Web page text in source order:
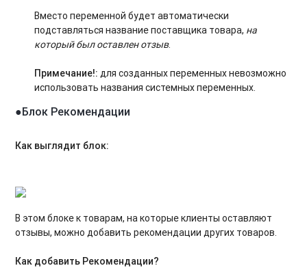
Вместо переменной будет автоматически
подставляться название поставщика товара, на
который был оставлен отзыв.
Примечание!: для созданных переменных невозможно
использовать названия системных переменных.
●Блок Рекомендации
Как выглядит блок:
В этом блоке к товарам, на которые клиенты оставляют
отзывы, можно добавить рекомендации других товаров.
Как добавить Рекомендации?